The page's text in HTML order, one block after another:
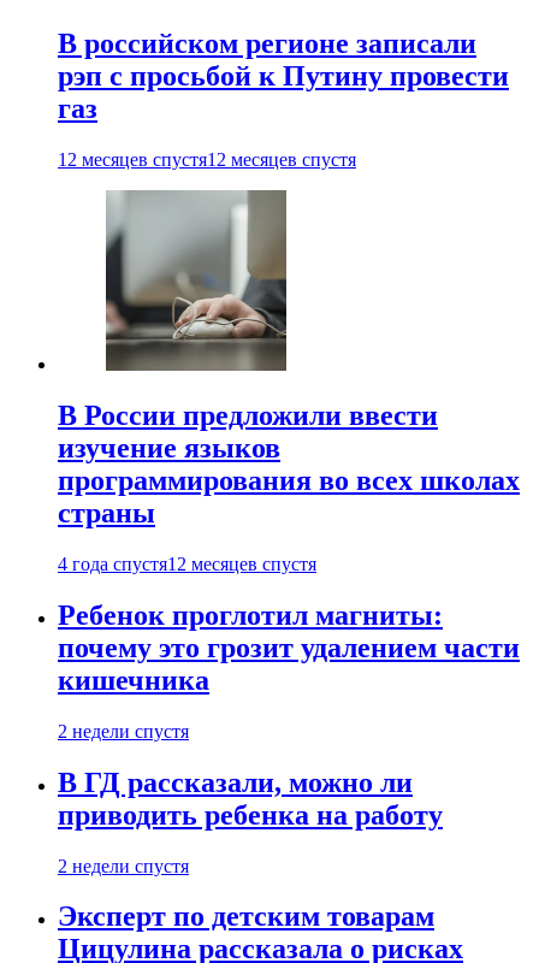
В российском регионе записали
рэп с просьбой к Путину провести
газ
12 месяцев спустя12 месяцев спустя
В России предложили ввести
изучение языков
программирования во всех школах
страны
4 года спустя12 месяцев спустя
Ребенок проглотил магниты:
почему это грозит удалением части
кишечника
2 недели спустя
В ГД рассказали, можно ли
приводить ребенка на работу
2 недели спустя
Эксперт по детским товарам
Цицулина рассказала о рисках